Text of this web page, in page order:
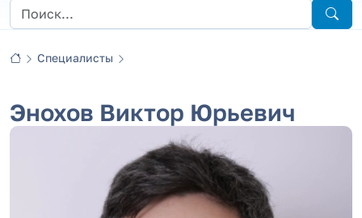
Специалисты
Энохов Виктор Юрьевич